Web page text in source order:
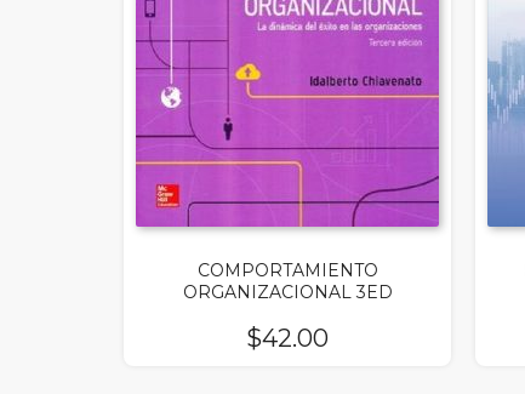
COMPORTAMIENTO
ORGANIZACIONAL 3ED
$42.00